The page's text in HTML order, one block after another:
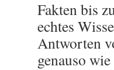
Fakten bis
echtes
Antworten
genauso